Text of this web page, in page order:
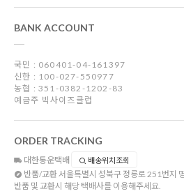
BANK ACCOUNT
국민 : 060401-04-161397
신한 : 100-027-550977
농협 : 351-0382-1202-83
예금주 빅사이즈클럽
ORDER TRACKING
대한통운택배 배송위치조회
반품/교환서울특별시 성북구 정릉로 251번지
반품 및 교환시 해당 택배사를 이용해주세요.